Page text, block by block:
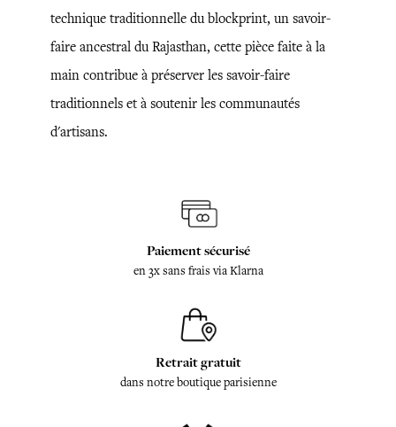
technique traditionnelle du blockprint, un savoir-
faire ancestral du Rajasthan, cette pièce faite à la
main contribue à préserver les savoir-faire
traditionnels et à soutenir les communautés
d'artisans.
Paiement sécurisé
en 3x sans frais via Klarna
Retrait gratuit
dans notre boutique parisienne